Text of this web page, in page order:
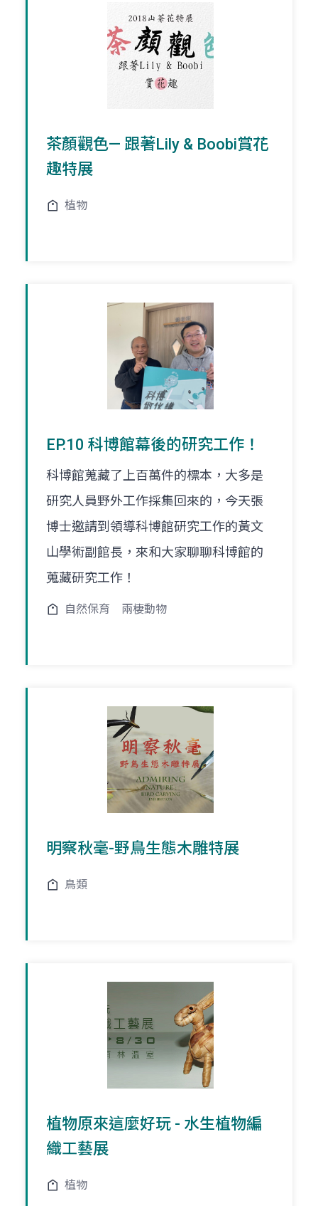
茶顏觀色— 跟著Lily & Boobi賞花
趣特展
植物
EP.10 科博館幕後的研究工作！
科博館蒐藏了上百萬件的標本，大多是
研究人員野外工作採集回來的，今天張
博士邀請到領導科博館研究工作的黃文
山學術副館長，來和大家聊聊科博館的
蒐藏研究工作！
自然保育 兩棲動物
明察秋毫-野鳥生態木雕特展
鳥類
植物原來這麼好玩 - 水生植物編
織工藝展
植物